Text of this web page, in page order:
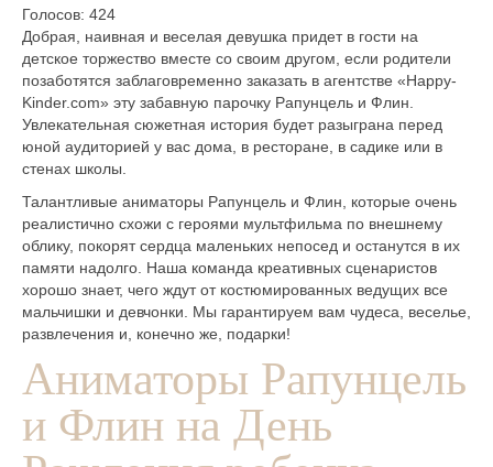
Голосов: 424
Добрая, наивная и веселая девушка придет в гости на
детское торжество вместе со своим другом, если родители
позаботятся заблаговременно заказать в агентстве «Happy-
Kinder.com» эту забавную парочку Рапунцель и Флин.
Увлекательная сюжетная история будет разыграна перед
юной аудиторией у вас дома, в ресторане, в садике или в
стенах школы.
Талантливые аниматоры Рапунцель и Флин, которые очень
реалистично схожи с героями мультфильма по внешнему
облику, покорят сердца маленьких непосед и останутся в их
памяти надолго. Наша команда креативных сценаристов
хорошо знает, чего ждут от костюмированных ведущих все
мальчишки и девчонки. Мы гарантируем вам чудеса, веселье,
развлечения и, конечно же, подарки!
Аниматоры Рапунцель
и Флин на День